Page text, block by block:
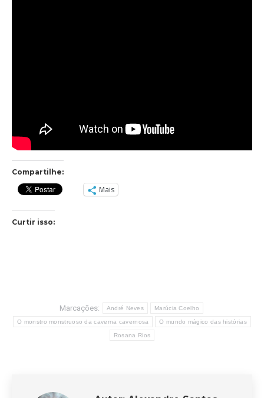
Compartilhe:
Mais
Curtir isso:
Marcações: André Neves Marúcia Coelho
O monstro monstruoso da caverna cavernosa O mundo mágico das histórias
Rosana Rios